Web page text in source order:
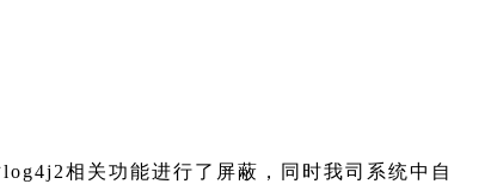
相关功能进行了屏蔽，同时我司系统中自